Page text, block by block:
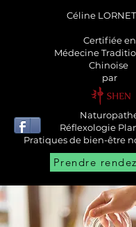
Céline
Certifiée en
Médecine
Chinoise
par
Réflexologie
Pratiques de bien-être
Prendre